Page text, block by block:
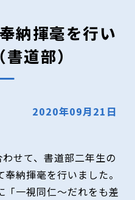
納揮毫を行い
道部）
2020年09月21日
せて、書道部二年生の
納揮毫を行いました。
「一視同仁～だれをも差